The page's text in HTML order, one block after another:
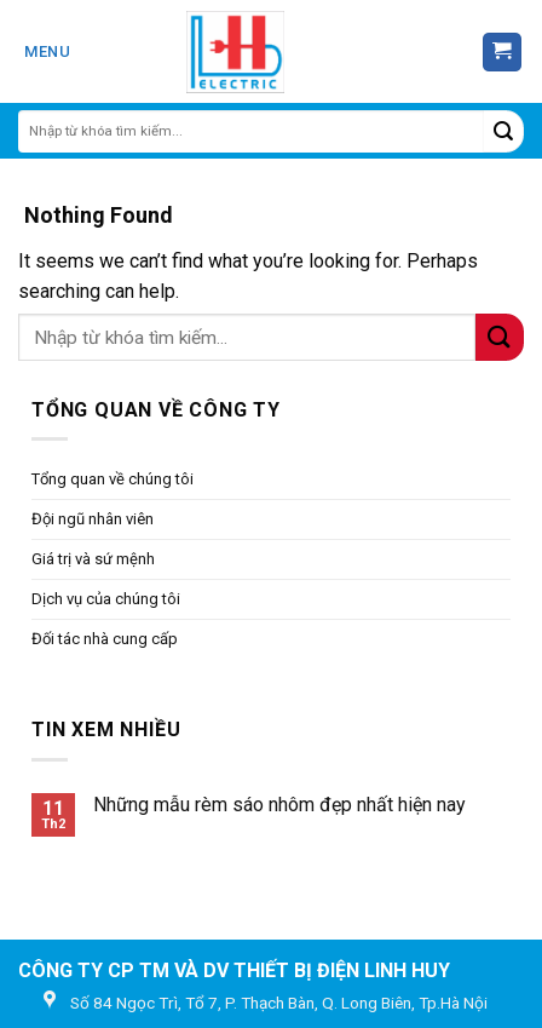
MENU
Nothing Found
It seems we can’t find what you’re looking for. Perhaps
searching can help.
TỔNG QUAN VỀ CÔNG TY
Tổng quan về chúng tôi
Đội ngũ nhân viên
Giá trị và sứ mệnh
Dịch vụ của chúng tôi
Đối tác nhà cung cấp
TIN XEM NHIỀU
11
Th2
Những mẫu rèm sáo nhôm đẹp nhất hiện nay
CÔNG TY CP TM VÀ DV THIẾT BỊ ĐIỆN LINH HUY
Số 84 Ngọc Trì, Tổ 7, P. Thạch Bàn, Q. Long Biên, Tp.Hà Nội